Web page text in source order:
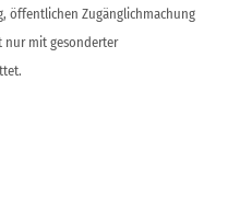
öffentlichen Zugänglichmachung
nur mit gesonderter